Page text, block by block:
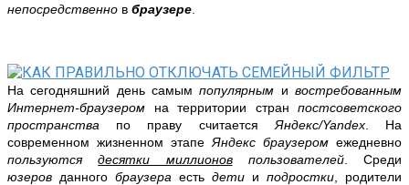
непосредственно в браузере
На сегодняшний день самымпопулярным ивостребованным
Интернет-браузером на территории стран постсоветского
пространства по праву считается Яндекс/Yandex. На
современном жизненном этапе Яндекс браузером ежедневно
пользуютсядесятки миллионов пользователей. Среди
юзеров данного браузера есть дети и подростки , родители